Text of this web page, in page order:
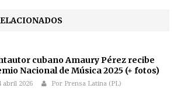
cubano Amaury Pérez recibe
Nacional de Música 2025 (+ fotos)
abril 2026 Por Prensa Latina (PL)